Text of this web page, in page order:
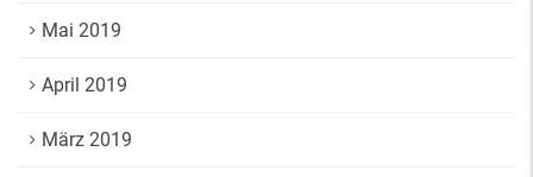
Mai 2019
April 2019
März 2019